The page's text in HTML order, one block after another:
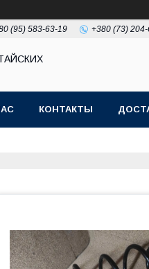
(95) 583-63-19 +380 (73)
КОНТАКТЫ